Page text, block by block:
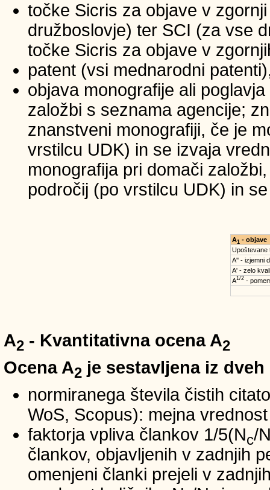
točke Sicris za objave v
družboslovje) ter SCI (za vse
točke Sicris za objave v
patent (vsi mednarodni
objava monografije ali
založbi s seznama agencije;
znanstveni monografiji, če je
vrstilcu UDK) in se izvaja
monografija pri domači
področij (po vrstilcu UDK) in
A1 - objave
Upoštevane
A'' - izjemni
A' - zelo
A1/2-
A2 - Kvantitativna ocena A2
Ocena A2 je sestavljena iz
normiranega števila čistih
WoS, Scopus): mejna
faktorja vpliva člankov 1/5(Nc/
člankov, objavljenih v zadnjih
omenjeni članki prejeli v